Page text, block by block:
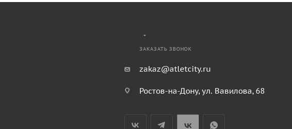
ЗАКАЗАТЬ ЗВОНОК
zakaz@atletcity.ru
Ростов-на-Дону, ул. Вавилова, 68